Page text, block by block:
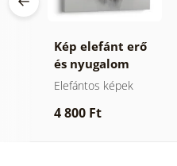
Kép elefánt erő
és nyugalom
Elefántos képek
4 800 Ft